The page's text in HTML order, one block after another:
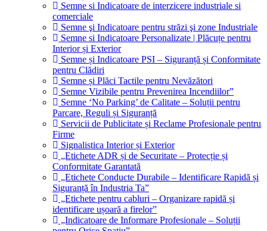
Semne si Indicatoare de interzicere industriale si
comerciale
Semne şi Indicatoare pentru străzi şi zone Industriale
Semne si Indicatoare Personalizate | Plăcuțe pentru
Interior și Exterior
Semne și Indicatoare PSI – Siguranță și Conformitate
pentru Clădiri
Semne și Plăci Tactile pentru Nevăzători
Semne Vizibile pentru Prevenirea Incendiilor”
Semne ‘No Parking’ de Calitate – Soluții pentru
Parcare, Reguli și Siguranță
Servicii de Publicitate și Reclame Profesionale pentru
Firme
Signalistica Interior și Exterior
„Etichete ADR și de Securitate – Protecție și
Conformitate Garantată
„Etichete Conducte Durabile – Identificare Rapidă și
Siguranță în Industria Ta”
„Etichete pentru cabluri – Organizare rapidă și
identificare ușoară a firelor”
„Indicatoare de Informare Profesionale – Soluții